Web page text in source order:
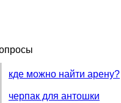
кде можно найти арену?
черпак для антошки